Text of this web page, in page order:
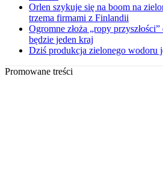
Orlen szykuje się na boom na
trzema firmami z Finlandii
Ogromne złoża „ropy
będzie jeden kraj
Dziś produkcja zielonego wodoru
Promowane treści